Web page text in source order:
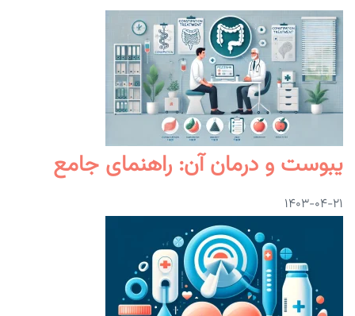
یبوست و درمان آن: راهنمای جامع
۱۴۰۳-۰۴-۲۱